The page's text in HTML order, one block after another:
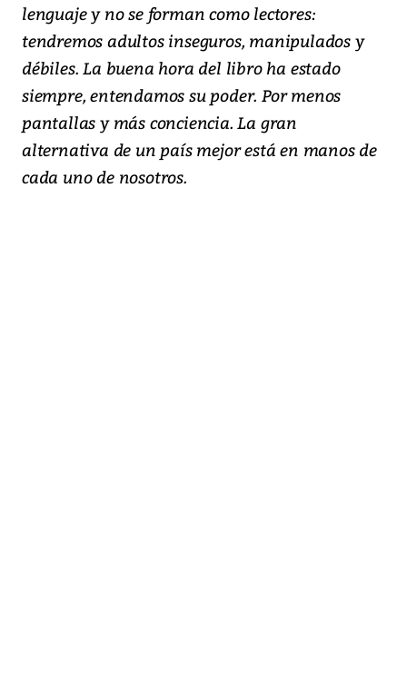
lenguaje y no se forman como lectores:
tendremos adultos inseguros, manipulados y
débiles. La buena hora del libro ha estado
siempre, entendamos su poder. Por menos
pantallas y más conciencia. La gran
alternativa de un país mejor está en manos de
cada uno de nosotros.